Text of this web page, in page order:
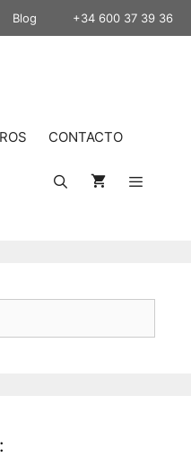
Blog +34 600 37 39 36
CONTACTO